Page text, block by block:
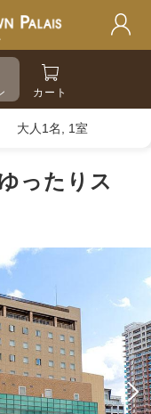
カート
大人1名, 1室
ったりス